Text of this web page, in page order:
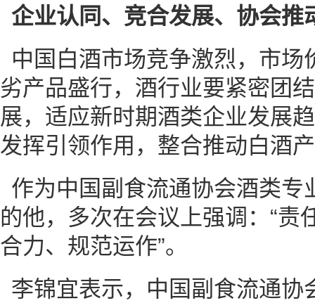
企业认同、竞合发展、协会推
中国白酒市场竞争激烈，市场
劣产品盛行，酒行业要紧密团
展，适应新时期酒类企业发展
发挥引领作用，整合推动白酒
作为中国副食流通协会酒类专
的他，多次在会议上强调：“责
合力、规范运作”。
李锦宜表示，中国副食流通协